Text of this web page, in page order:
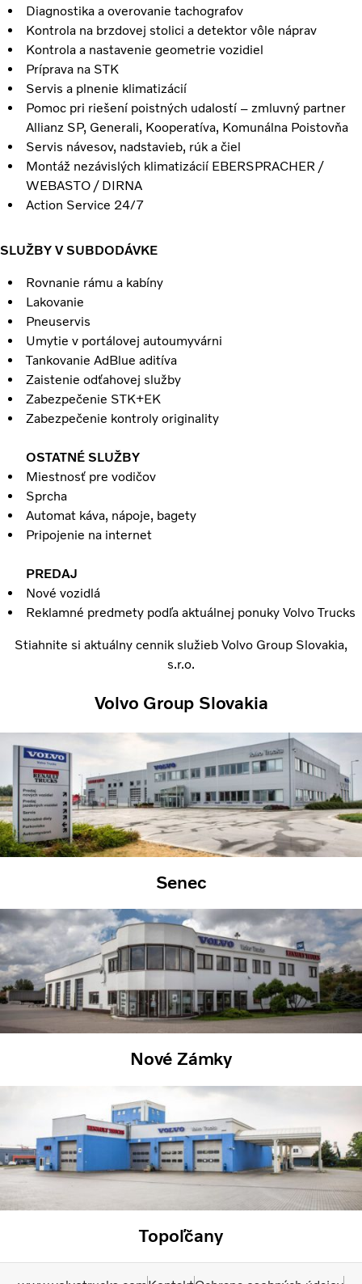
Diagnostika a overovanie tachografov
Kontrola na brzdovej stolici a detektor vôle náprav
Kontrola a nastavenie geometrie vozidiel
Príprava na STK
Servis a plnenie klimatizácií
Pomoc pri riešení poistných udalostí – zmluvný partner
Allianz SP, Generali, Kooperatíva, Komunálna Poistovňa
Servis návesov, nadstavieb, rúk a čiel
Montáž nezávislých klimatizácií EBERSPRACHER /
WEBASTO / DIRNA
Action Service 24/7
SLUŽBY V SUBDODÁVKE
Rovnanie rámu a kabíny
Lakovanie
Pneuservis
Umytie v portálovej autoumyvárni
Tankovanie AdBlue aditíva
Zaistenie odťahovej služby
Zabezpečenie STK+EK
Zabezpečenie kontroly originality
OSTATNÉ SLUŽBY
Miestnosť pre vodičov
Sprcha
Automat káva, nápoje, bagety
Pripojenie na internet
PREDAJ
Nové vozidlá
Reklamné predmety podľa aktuálnej ponuky Volvo Trucks
Stiahnite si aktuálny cennik služieb Volvo Group Slovakia,
s.r.o.
Volvo Group Slovakia
Senec
Nové Zámky
Topoľčany